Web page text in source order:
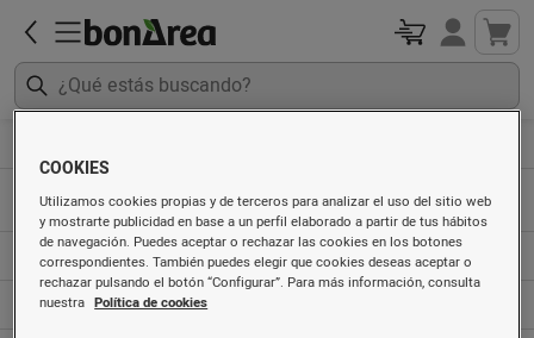
Bollería
Cereales para desayunar
Galletas
COOKIES
Utilizamos cookies propias y de terceros para analizar el uso del sitio web
y mostrarte publicidad en base a un perfil elaborado a partir de tus hábitos
de navegación. Puedes aceptar o rechazar las cookies en los botones
correspondientes. También puedes elegir que cookies deseas aceptar o
rechazar pulsando el botón “Configurar”. Para más información, consulta
nuestra Política de cookies